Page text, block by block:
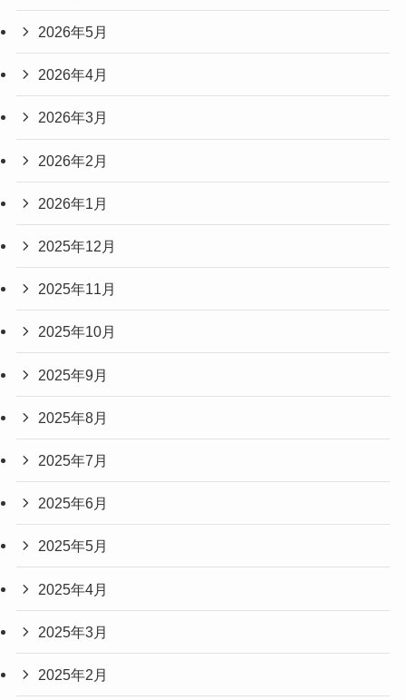
2026年5月
2026年4月
2026年3月
2026年2月
2026年1月
2025年12月
2025年11月
2025年10月
2025年9月
2025年8月
2025年7月
2025年6月
2025年5月
2025年4月
2025年3月
2025年2月